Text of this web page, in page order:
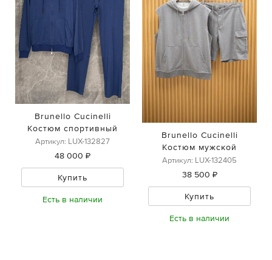
Brunello Cucinelli
Костюм спортивный
Артикул: LUX-132827
48 000 ₽
Купить
Есть в наличии
Brunello Cucinelli
Костюм мужской
Артикул: LUX-132405
38 500 ₽
Купить
Есть в наличии